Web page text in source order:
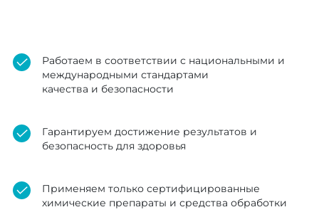
Работаем в соответствии с национальными и
международными стандартами
качества и безопасности
Гарантируем достижение результатов и
безопасность для здоровья
Применяем только сертифицированные
химические препараты и средства обработки